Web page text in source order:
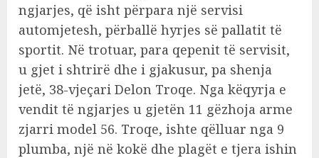
ngjarjes, që isht përpara një servisi
automjetesh, përballë hyrjes së pallatit të
sportit. Në trotuar, para qepenit të servisit,
u gjet i shtrirë dhe i gjakusur, pa shenja
jetë, 38-vjeçari Delon Troqe. Nga këqyrja e
vendit të ngjarjes u gjetën 11 gëzhoja arme
zjarri model 56. Troqe, ishte qëlluar nga 9
plumba, një në kokë dhe plagët e tjera ishin